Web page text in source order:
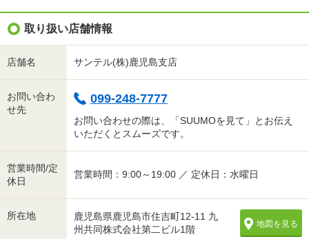
取り扱い店舗情報
店舗名 サンテル(株)鹿児島支店
お問い合わ
せ先
099-248-7777
お問い合わせの際は、「SUUMOを見て」とお伝え
いただくとスムーズです。
営業時間/定
休日
営業時間：9:00～19:00 ／ 定休日：水曜日
所在地
鹿児島県鹿児島市住吉町12-11 九
州共同株式会社第二ビル1階
地図を見る